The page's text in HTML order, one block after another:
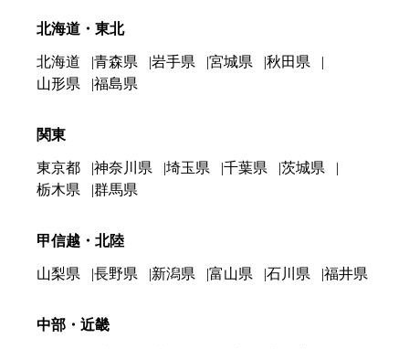
北海道・東北
北海道 青森県 岩手県 宮城県
秋田県
山形県
福島県
関東
東京都 神奈川県 埼玉県 千葉県
茨城県
栃木県
群馬県
甲信越・北陸
山梨県 長野県 新潟県 富山県 石川県 福井県
中部・近畿